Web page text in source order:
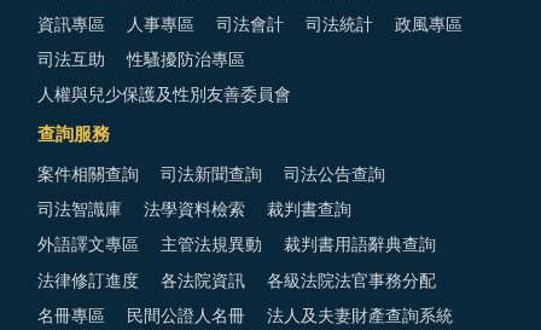
資訊專區 人事專區 司法會計 司法統計 政風專區
司法互助 性騷擾防治專區
人權與兒少保護及性別友善委員會
查詢服務
案件相關查詢 司法新聞查詢 司法公告查詢
司法智識庫 法學資料檢索 裁判書查詢
外語譯文專區 主管法規異動 裁判書用語辭典查詢
法律修訂進度 各法院資訊 各級法院法官事務分配
名冊專區 民間公證人名冊 法人及夫妻財產查詢系統